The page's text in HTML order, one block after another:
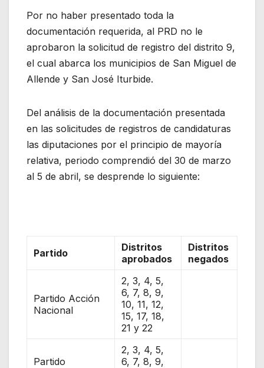
Por no haber presentado toda la
documentación requerida, al PRD no le
aprobaron la solicitud de registro del distrito 9,
el cual abarca los municipios de San Miguel de
Allende y San José Iturbide.
Del análisis de la documentación presentada
en las solicitudes de registros de candidaturas
las diputaciones por el principio de mayoría
relativa, periodo comprendió del 30 de marzo
al 5 de abril, se desprende lo siguiente:
Partido
Distritos
aprobados
Distritos
negados
Partido Acción
Nacional
2, 3, 4, 5,
6, 7, 8, 9,
10, 11, 12,
15, 17, 18,
21 y 22
Partido
2, 3, 4, 5,
6, 7, 8, 9,